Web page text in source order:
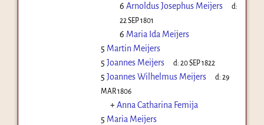
6 Arnoldus Josephus Meijers
d:
22 SEP 1801
6 Maria Ida Meijers
5 Martin Meijers
5 Joannes Meijers d:20 SEP 1822
5 Joannes Wilhelmus Meijers d:29
MAR 1806
+Anna Catharina Femija
5 Maria Meijers